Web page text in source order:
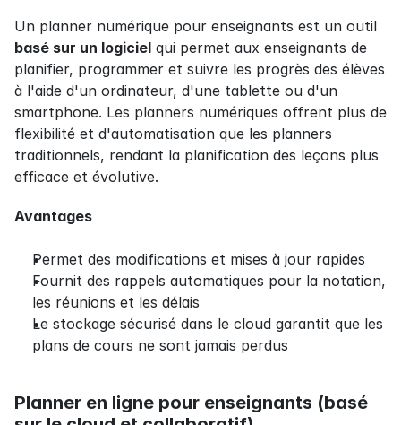
basé sur un logiciel qui permet aux enseignants de
planifier, programmer et suivre les progrès des élèves
à l'aide d'un ordinateur, d'une tablette ou d'un
smartphone. Les planners numériques offrent plus de
flexibilité et d'automatisation que les planners
traditionnels, rendant la planification des leçons plus
efficace et évolutive.
Avantages
Permet des modifications et mises à jour rapides
Fournit des rappels automatiques pour la notation,
les réunions et les délais
Le stockage sécurisé dans le cloud garantit que les
plans de cours ne sont jamais perdus
Planner en ligne pour enseignants (basé